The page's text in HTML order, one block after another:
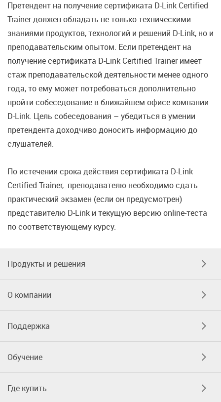
Претендент на получение сертификата D-Link Certified
Trainer должен обладать не только техническими
знаниями продуктов, технологий и решений D-Link, но и
преподавательским опытом. Если претендент на
получение сертификата D-Link Certified Trainer имеет
стаж преподавательской деятельности менее одного
года, то ему может потребоваться дополнительно
пройти собеседование в ближайшем офисе компании
D-Link. Цель собеседования – убедиться в умении
претендента доходчиво доносить информацию до
слушателей.
По истечении срока действия сертификата D-Link
Certified Trainer, преподавателю необходимо сдать
практический экзамен (если он предусмотрен)
представителю D-Link и текущую версию online-теста
по соответствующему курсу.
Продукты и решения
О компании
Поддержка
Обучение
Где купить